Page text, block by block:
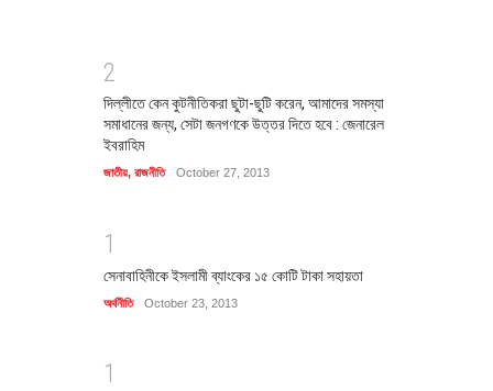
2
দিল্লীতে কেন কুটনীতিকরা ছুটা-ছুটি করেন, আমাদের সমস্যা
সমাধানের জন্য, সেটা জনগণকে উত্তর দিতে হবে : জেনারেল
ইবরাহিম
জাতীয়, রাজনীতি October 27, 2013
1
সেনাবাহিনীকে ইসলামী ব্যাংকের ১৫ কোটি টাকা সহায়তা
অর্থনীতি October 23, 2013
1